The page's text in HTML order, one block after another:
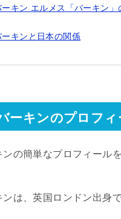
キン エルメス「バーキン」
キンと日本の関係
ーキンのプロフィ
ンの簡単なプロフィール
ンは、英国ロンドン出身